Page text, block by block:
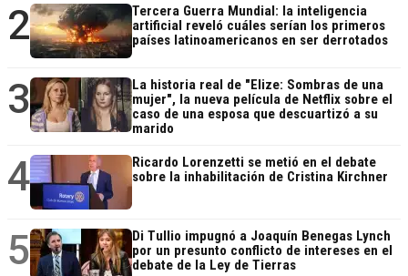
2
Tercera Guerra Mundial: la inteligencia
artificial reveló cuáles serían los primeros
países latinoamericanos en ser derrotados
3
La historia real de "Elize: Sombras de una
mujer", la nueva película de Netflix sobre el
caso de una esposa que descuartizó a su
marido
4
Ricardo Lorenzetti se metió en el debate
sobre la inhabilitación de Cristina Kirchner
5
Di Tullio impugnó a Joaquín Benegas Lynch
por un presunto conflicto de intereses en el
debate de la Ley de Tierras